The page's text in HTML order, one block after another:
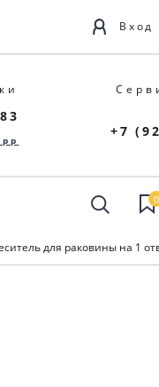
Вход
+7
0
для раковины на 1